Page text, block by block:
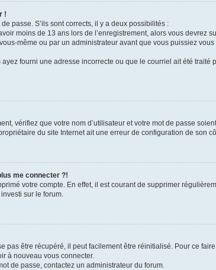
!
passe. S’ils sont corrects, il y a deux possibilités :
moins de 13 ans lors de l’enregistrement, alors vous
même ou par un administrateur avant que vous puissiez
fourni une adresse incorrecte ou que le courriel ait été
vérifiez que votre nom d’utilisateur et votre mot de passe
du site Internet ait une erreur de configuration de son
me connecter ?!
votre compte. En effet, il est courant de supprimer
sur le forum.
pas être récupéré, il peut facilement être réinitialisé. Pour ce
à nouveau vous connecter.
de passe, contactez un administrateur du forum.